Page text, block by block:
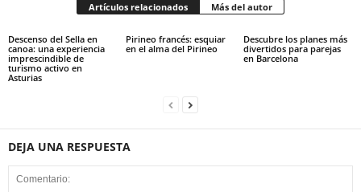
Artículos relacionados Más del autor
Descenso del Sella en
canoa: una experiencia
imprescindible de
turismo activo en
Asturias
Pirineo francés: esquiar
en el alma del Pirineo
Descubre los planes más
divertidos para parejas
en Barcelona
DEJA UNA RESPUESTA